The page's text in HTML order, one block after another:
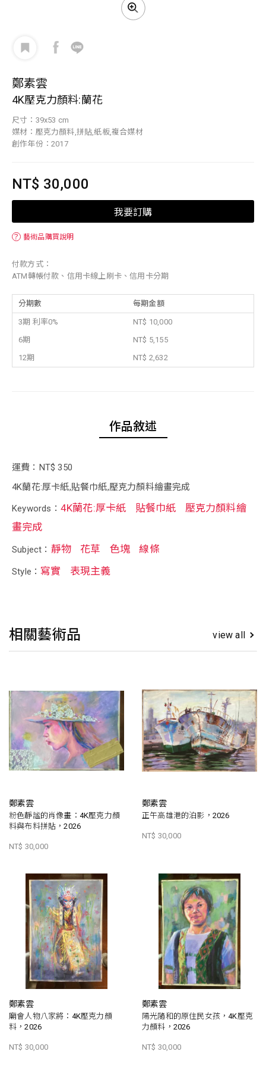
鄭素雲
4K壓克力顏料:蘭花
尺寸：39x53 cm
媒材：壓克力顏料,拼貼,紙板,複合媒材
創作年份：2017
NT$ 30,000
我要訂購
？ 藝術品購買說明
付款方式：
ATM轉帳付款、信用卡線上刷卡、信用卡分期
分期數 每期金額
3期 利率0%
NT$ 10,000
6期
NT$ 5,155
12期
NT$ 2,632
作品敘述
運費：NT$ 350
4K蘭花:厚卡紙,貼餐巾紙,壓克力顏料繪畫完成
Keywords： 4K蘭花:厚卡紙 貼餐巾紙
壓克力顏料繪
畫完成
Subject： 靜物 花草 色塊 線條
Style：寫實 表現主義
相關藝術品 view all
鄭素雲
粉色靜謐的肖像畫：4K壓克力顏
料與布料拼貼，2026
NT$ 30,000
鄭素雲
正午高雄港的泊影，2026
NT$ 30,000
鄭素雲
廟會人物八家將：4K壓克力顏
料，2026
NT$ 30,000
鄭素雲
陽光隨和的原住民女孩，4K壓克
力顏料，2026
NT$ 30,000